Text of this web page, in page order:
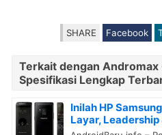
SHARE Facebook
Terkait dengan Andromax
Spesifikasi Lengkap
Inilah HP
Layar, Leadership